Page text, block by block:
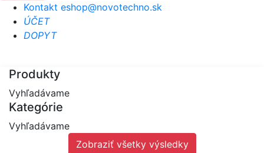
Kontakt eshop@novotechno.sk
ÚČET
DOPYT
Produkty
Vyhľadávame
Kategórie
Vyhľadávame
Zobraziť všetky výsledky